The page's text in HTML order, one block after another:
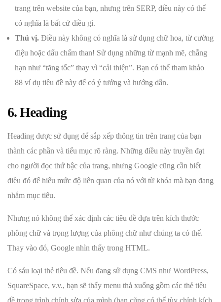
trang trên website của bạn, nhưng trên SERP, điều này có thể
có nghĩa là bất cứ điều gì.
Thú vị. Điều này không có nghĩa là sử dụng chữ hoa, từ cường
điệu hoặc dấu chấm than! Sử dụng những từ mạnh mẽ, chẳng
hạn như “tăng tốc” thay vì “cải thiện”. Bạn có thể tham khảo
88 ví dụ tiêu đề này để có ý tưởng và hướng dẫn.
6. Heading
Heading được sử dụng để sắp xếp thông tin trên trang của bạn
thành các phần và tiểu mục rõ ràng. Những điều này truyền đạt
cho người đọc thứ bậc của trang, nhưng Google cũng cần biết
điều đó để hiểu mức độ liên quan của nó với từ khóa mà bạn đang
nhắm mục tiêu.
Nhưng nó không thể xác định các tiêu đề dựa trên kích thước
phông chữ và trọng lượng của phông chữ như chúng ta có thể.
Thay vào đó, Google nhìn thấy trong HTML.
Có sáu loại thẻ tiêu đề. Nếu đang sử dụng CMS như WordPress,
SquareSpace, v.v., bạn sẽ thấy menu thả xuống gồm các thẻ tiêu
đề trong trình chỉnh sửa của mình (bạn cũng có thể tùy chỉnh kích